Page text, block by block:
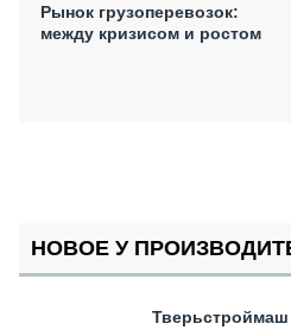
Рынок грузоперевозок:
между кризисом и ростом
НОВОЕ У
Тверьстроймаш